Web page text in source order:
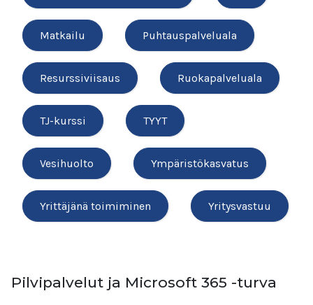
Matkailu Puhtauspalveluala
Resurssiviisaus Ruokapalveluala
TJ-kurssi TYYT
Vesihuolto Ympäristökasvatus
Yrittäjänä toimiminen Yritysvastuu
Pilvipalvelut ja Microsoft 365 -turva